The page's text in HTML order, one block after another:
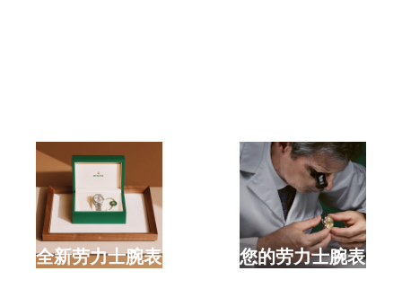
选购全新劳力士腕表 检修您的劳力士腕表